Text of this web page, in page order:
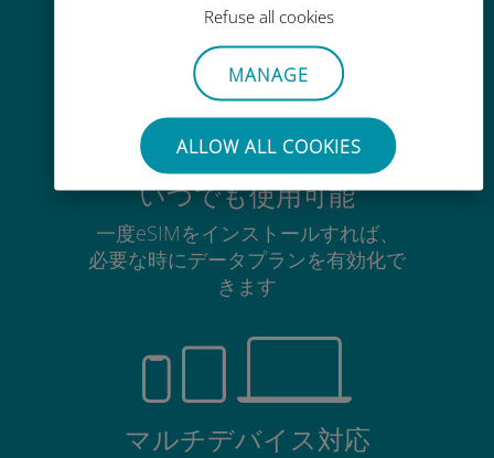
Refuse all cookies
MANAGE
ALLOW ALL COOKIES
使用中のSIMカードを抜き差しする
必要はありません
いつでも使用可能
一度eSIMをインストールすれば、
必要な時にデータプランを有効化で
きます
マルチデバイス対応